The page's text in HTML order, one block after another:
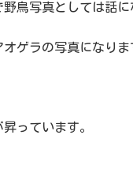
野鳥写真としては話
ゲラの写真になりま
っています。